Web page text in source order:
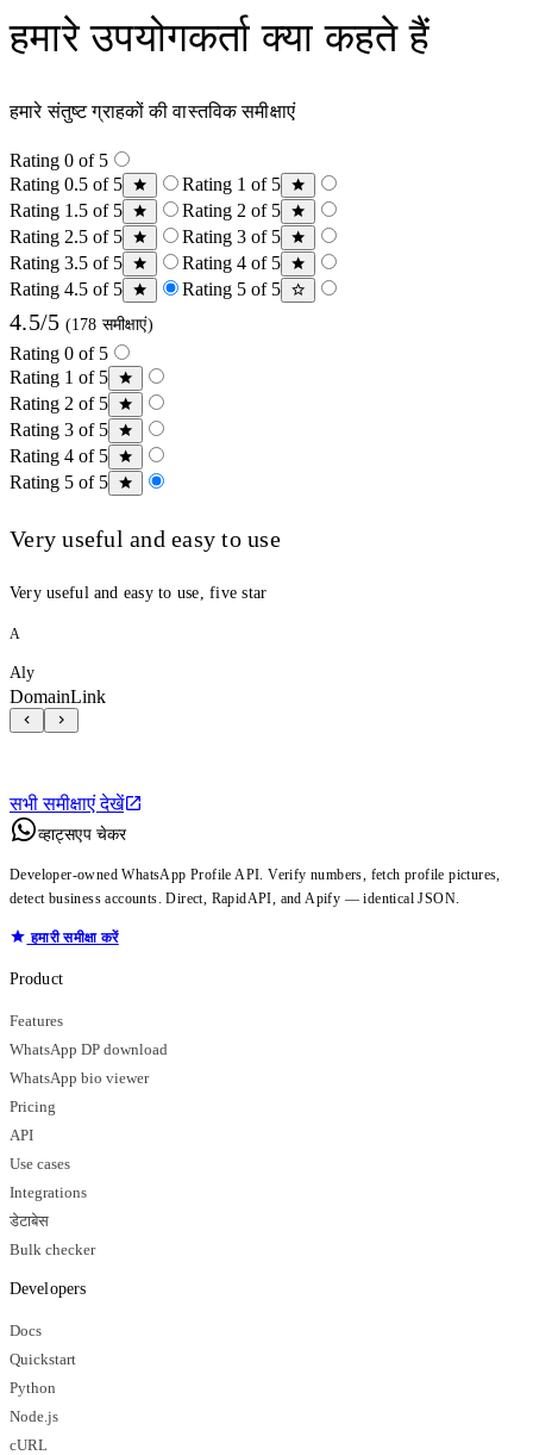
हमारे उपयोगकर्ता क्या कहते हैं
हमारे संतुष्ट ग्राहकों की वास्तविक समीक्षाएं
Rating 0 of 5
Rating 0.5 of 5
Rating 1 of 5
Rating 1.5 of 5
Rating 2 of 5
Rating 2.5 of 5
Rating 3 of 5
Rating 3.5 of 5
Rating 4 of 5
Rating 4.5 of 5
Rating 5 of 5
4.5/5 (178 समीक्षाएं)
Rating 0 of 5
Rating 1 of 5
Rating 2 of 5
Rating 3 of 5
Rating 4 of 5
Rating 5 of 5
Very useful and easy to use
Very useful and easy to use, five star
A
Aly
DomainLink
सभी समीक्षाएं देखें
व्हाट्सएप चेकर
Developer-owned WhatsApp Profile API. Verify numbers, fetch profile pictures,
detect business accounts. Direct, RapidAPI, and Apify — identical JSON.
हमारी समीक्षा करें
Product
Features
WhatsApp DP download
WhatsApp bio viewer
Pricing
API
Use cases
Integrations
डेटाबेस
Bulk checker
Developers
Docs
Quickstart
Python
Node.js
cURL